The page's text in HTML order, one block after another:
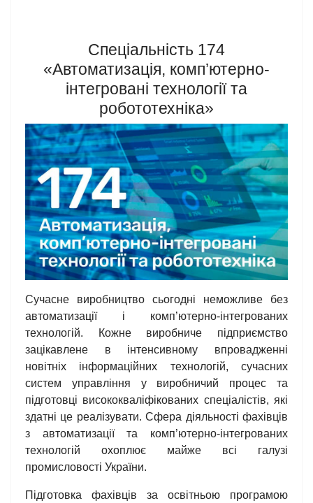
Спеціальність 174
«Автоматизація, комп’ютерно-
інтегровані технології та
робототехніка»
Сучасне виробництво сьогодні неможливе без
автоматизації і комп’ютерно-інтегрованих
технологій. Кожне виробниче підприємство
зацікавлене в інтенсивному впровадженні
новітніх інформаційних технологій, сучасних
систем управління у виробничий процес та
підготовці висококваліфікованих спеціалістів, які
здатні це реалізувати. Сфера діяльності фахівців
з автоматизації та комп’ютерно-інтегрованих
технологій охоплює майже всі галузі
промисловості України.
Підготовка фахівців за освітньою програмою